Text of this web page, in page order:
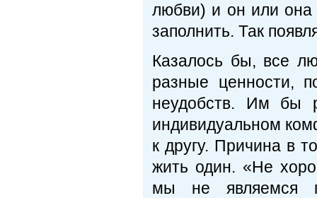
любви) и он или она
заполнить. Так
Казалось бы, все
разные ценности,
неудобств. Им бы
индивидуальном
к другу. Причина в
жить один. «Не
мы не являемся